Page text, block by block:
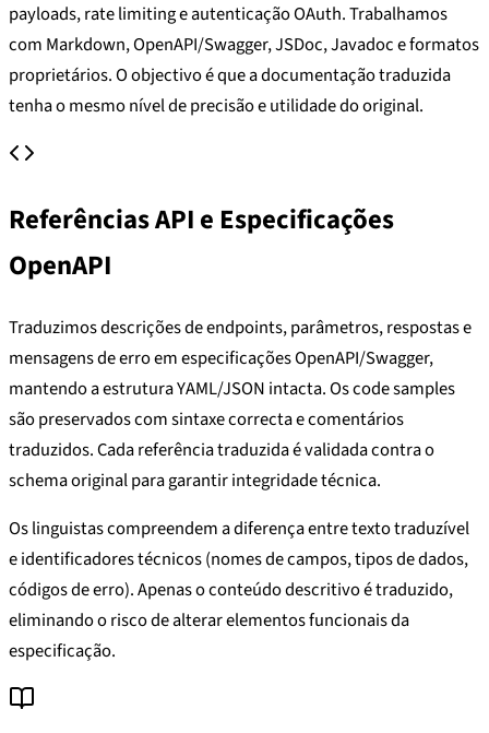
payloads, rate limiting e autenticação OAuth. Trabalhamos
com Markdown, OpenAPI/Swagger, JSDoc, Javadoc e formatos
proprietários. O objectivo é que a documentação traduzida
tenha o mesmo nível de precisão e utilidade do original.
Referências API e Especificações
OpenAPI
Traduzimos descrições de endpoints, parâmetros, respostas e
mensagens de erro em especificações OpenAPI/Swagger,
mantendo a estrutura YAML/JSON intacta. Os code samples
são preservados com sintaxe correcta e comentários
traduzidos. Cada referência traduzida é validada contra o
schema original para garantir integridade técnica.
Os linguistas compreendem a diferença entre texto traduzível
e identificadores técnicos (nomes de campos, tipos de dados,
códigos de erro). Apenas o conteúdo descritivo é traduzido,
eliminando o risco de alterar elementos funcionais da
especificação.